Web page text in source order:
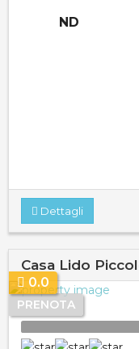
ND
Dettagli
Casa Lido
PRENOTA
0.0